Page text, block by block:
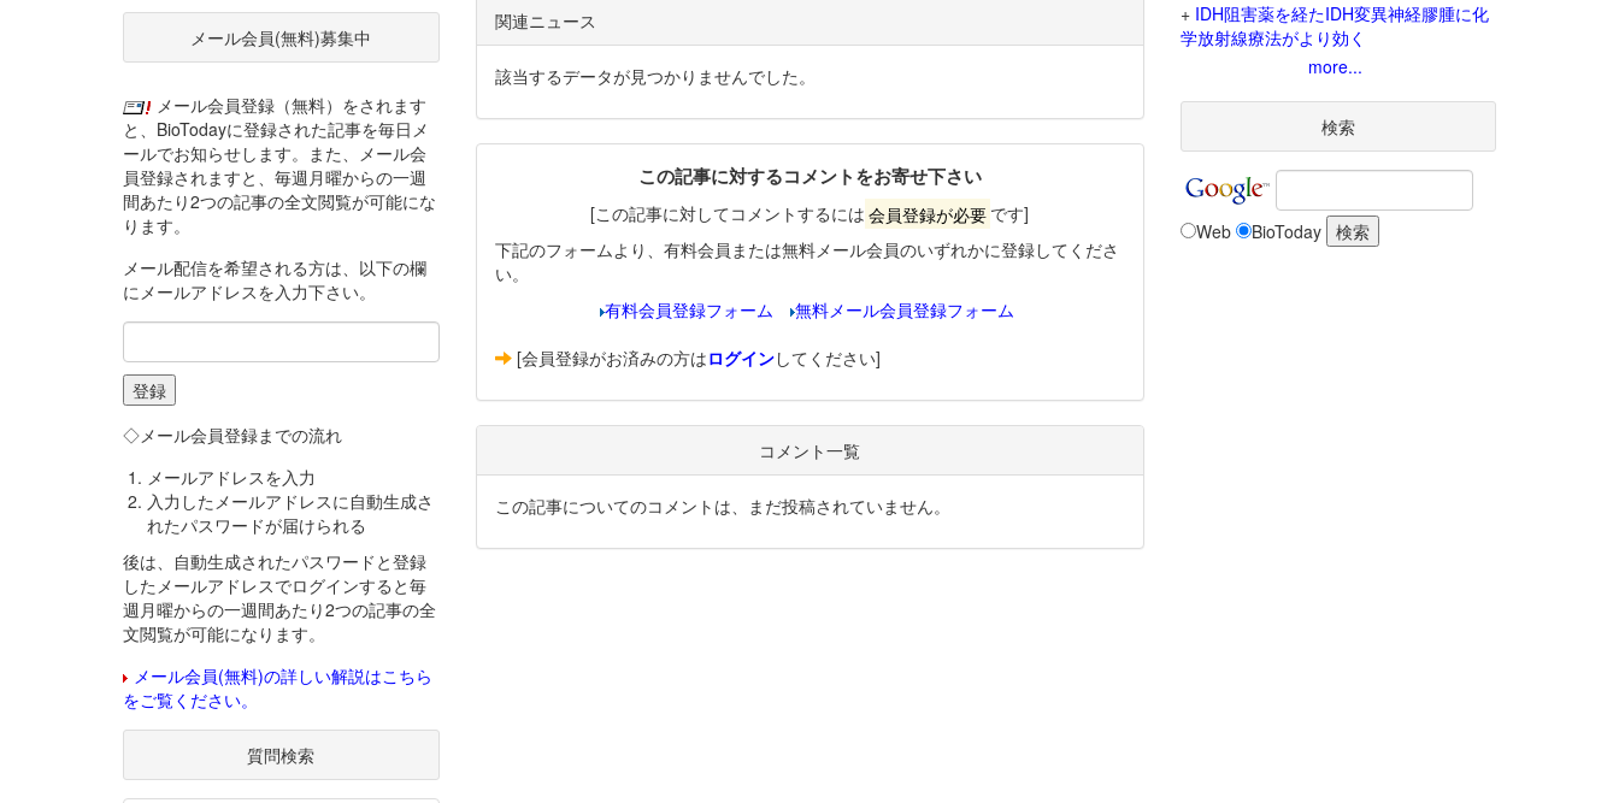
関連ニュース
該当するデータが見つかりませんでした。
この記事に対するコメントをお寄せ下さい
[この記事に対してコメントするには 会員登録が必要 です]
下記のフォームより、有料会員または無料メール会員のいずれかに登録してくださ
い。
有料会員登録フォーム
無料メール会員登録フォーム
[会員登録がお済みの方はログインしてください]
コメント一覧
この記事についてのコメントは、まだ投稿されていません。
メール会員(無料)募集中
メール会員登録（無料）をされます
と、BioTodayに登録された記事を毎日メ
ールでお知らせします。また、メール会
員登録されますと、毎週月曜からの一週
間あたり2つの記事の全文閲覧が可能にな
ります。
メール配信を希望される方は、以下の欄
にメールアドレスを入力下さい。
◇メール会員登録までの流れ
メールアドレスを入力
入力したメールアドレスに自動生成さ
れたパスワードが届けられる
後は、自動生成されたパスワードと登録
したメールアドレスでログインすると毎
週月曜からの一週間あたり2つの記事の全
文閲覧が可能になります。
メール会員(無料)の詳しい解説はこちら
をご覧ください。
質問検索
+ IDH阻害薬を経たIDH変異神経膠腫に化
学放射線療法がより効く
more...
検索
Web BioToday